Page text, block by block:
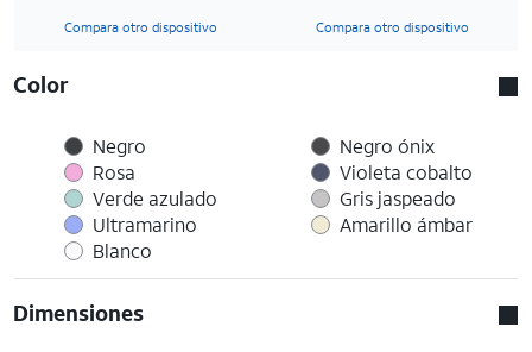
Compara otro dispositivo Compara otro dispositivo
Color
Negro
Rosa
Verde azulado
Ultramarino
Blanco
Negro ónix
Violeta cobalto
Gris jaspeado
Amarillo ámbar
Dimensiones